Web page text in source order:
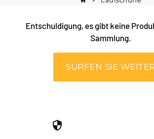
Entschuldigung, es gibt keine
Sammlung.
SURFEN SIE
security